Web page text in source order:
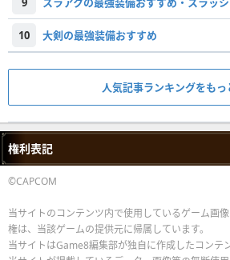
10 大剣の最強装備おすすめ
人気記事ランキングをもっ
権利表記
©CAPCOM
当サイトのコンテンツ内で使用しているゲーム画
権は、当該ゲームの提供元に帰属しています。
当サイトはGame8編集部が独自に作成したコンテ